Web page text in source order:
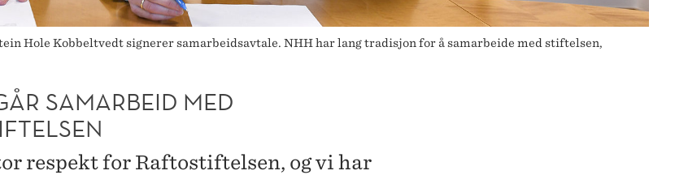
Hole Kobbeltvedt signerer samarbeidsavtale. NHH har lang tradisjon for å samarbeide med stiftelsen,
SAMARBEID MED
respekt for Raftostiftelsen, og vi har